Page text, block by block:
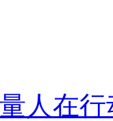
人在行